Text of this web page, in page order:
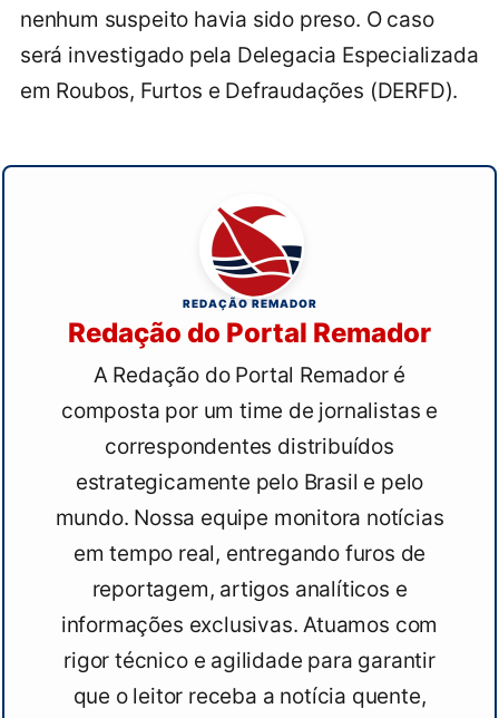
nenhum suspeito havia sido preso. O caso
será investigado pela Delegacia Especializada
em Roubos, Furtos e Defraudações (DERFD).
REDAÇÃO REMADOR
Redação do Portal Remador
A Redação do Portal Remador é
composta por um time de jornalistas e
correspondentes distribuídos
estrategicamente pelo Brasil e pelo
mundo. Nossa equipe monitora notícias
em tempo real, entregando furos de
reportagem, artigos analíticos e
informações exclusivas. Atuamos com
rigor técnico e agilidade para garantir
que o leitor receba a notícia quente,